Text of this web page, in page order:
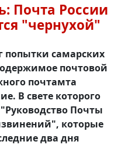
Почта России
"чернухой"
попытки самарских
почтовой
почтамта
В свете которого
Почты
которые
два дня